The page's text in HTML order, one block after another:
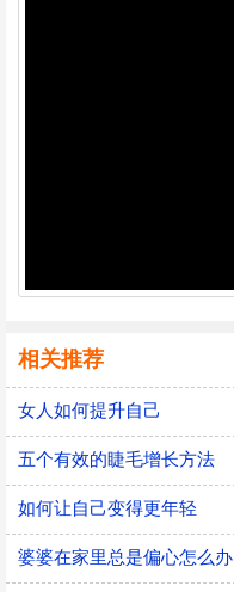
相关推荐
女人如何提升自己
五个有效的睫毛增长方法
如何让自己变得更年轻
婆婆在家里总是偏心怎么办